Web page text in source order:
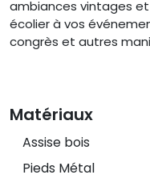
ambiances vintages
écolier à vos
congrès et autres
Matériaux
Assise bois
Pieds Métal